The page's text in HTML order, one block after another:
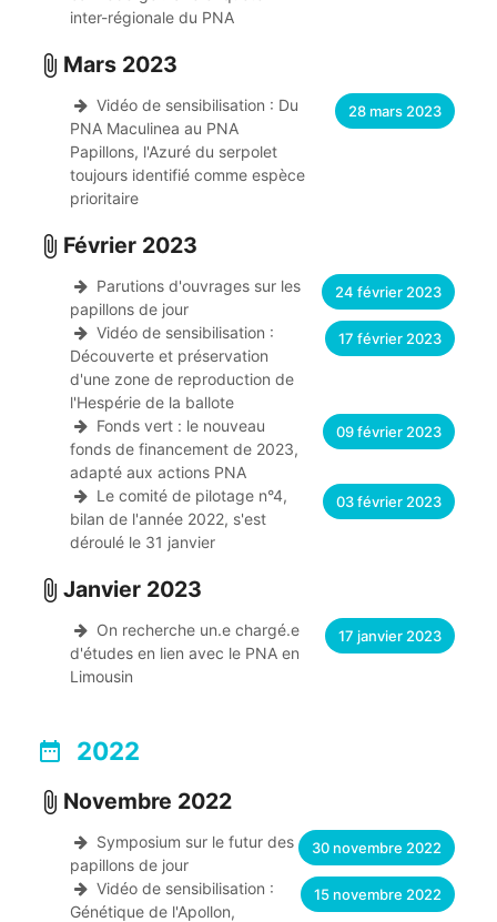
inter-régionale du PNA
attach_file Mars 2023
Vidéo de sensibilisation : Du
PNA Maculinea au PNA
Papillons, l'Azuré du serpolet
toujours identifié comme espèce
prioritaire
28 mars 2023
attach_file Février 2023
Parutions d'ouvrages sur les
papillons de jour
24 février 2023
Vidéo de sensibilisation :
Découverte et préservation
d'une zone de reproduction de
l'Hespérie de la ballote
17 février 2023
Fonds vert : le nouveau
fonds de financement de 2023,
adapté aux actions PNA
09 février 2023
Le comité de pilotage n°4,
bilan de l'année 2022, s'est
déroulé le 31 janvier
03 février 2023
attach_file Janvier 2023
On recherche un.e chargé.e
d'études en lien avec le PNA en
Limousin
17 janvier 2023
date_range 2022
attach_file Novembre 2022
Symposium sur le futur des
papillons de jour
30 novembre 2022
Vidéo de sensibilisation :
Génétique de l'Apollon,
15 novembre 2022